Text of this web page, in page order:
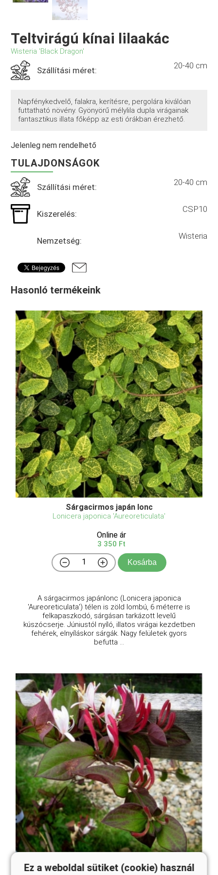
Teltvirágú kínai lilaakác
Wisteria 'Black Dragon'
Szállítási méret: 20-40 cm
Napfénykedvelő, falakra, kerítésre, pergolára kiválóan
futtatható növény. Gyönyörű mélylila dupla virágainak
fantasztikus illata főképp az esti órákban érezhető.
Jelenleg nem rendelhető
TULAJDONSÁGOK
Szállítási méret: 20-40 cm
Kiszerelés: CSP10
Nemzetség: Wisteria
Hasonló termékeink
Sárgacirmos japán lonc
Lonicera japonica 'Aureoreticulata'
Online ár
3 350 Ft
Kosárba
A sárgacirmos japánlonc (Lonicera japonica
'Aureoreticulata') télen is zöld lombú, 6 méterre is
felkapaszkodó, sárgásan tarkázott levelű
kúszócserje. Júniustól nyíló, illatos virágai kezdetben
fehérek, elnyíláskor sárgák. Nagy felületek gyors
befutta ...
Bordólevelű japán lonc
Ez a weboldal sütiket (cookie) használ